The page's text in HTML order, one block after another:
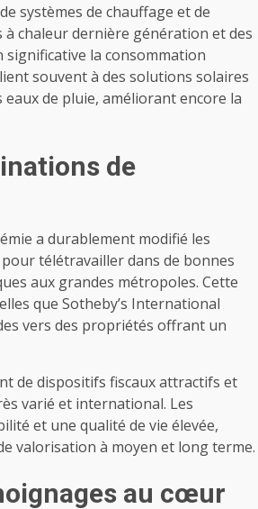
systèmes de chauffage et de
chaleur dernière génération et des
la consommation
souvent à des solutions solaires
eaux de pluie, améliorant encore la
de
a durablement modifié les
télétravailler dans de bonnes
aux grandes métropoles. Cette
que Sotheby’s International
vers des propriétés offrant un
de dispositifs fiscaux attractifs et
varié et international. Les
et une qualité de vie élevée,
valorisation à moyen et long terme.
au cœur